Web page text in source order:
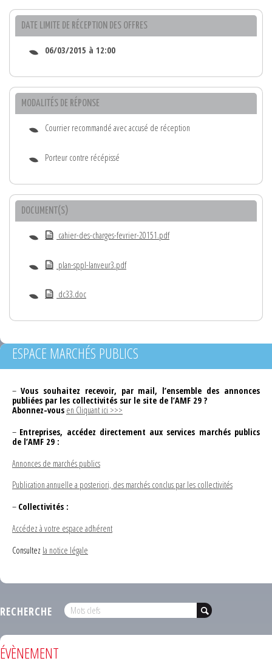
DATE LIMITE DE RÉCEPTION DES OFFRES
06/03/2015 à 12:00
MODALITÉS DE RÉPONSE
Courrier recommandé avec accusé de réception
Porteur contre récépissé
DOCUMENT(S)
cahier-des-charges-fevrier-20151.pdf
plan-sppl-lanveur3.pdf
dc33.doc
ESPACE MARCHÉS PUBLICS
– Vous souhaitez recevoir, par mail, l’ensemble des annonces
publiées par les collectivités sur le site de l’AMF 29 ?
Abonnez-vous en Cliquant ici >>>
– Entreprises, accédez directement aux services marchés publics
de l’AMF 29 :
Annonces de marchés publics
Publication annuelle a posteriori, des marchés conclus par les collectivités
– Collectivités :
Accédez à votre espace adhérent
Consultez la notice légale
RECHERCHE
ÉVÈNEMENT